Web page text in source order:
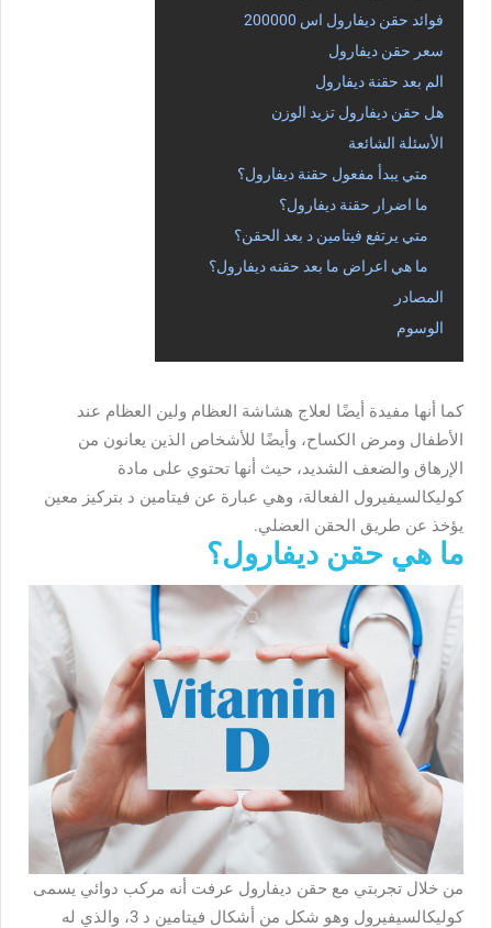
فوائد حقن ديفارول اس 200000
سعر حقن ديفارول
الم بعد حقنة ديفارول
هل حقن ديفارول تزيد الوزن
الأسئلة الشائعة
متي يبدأ مفعول حقنة ديفارول؟
ما اضرار حقنة ديفارول؟
متي يرتفع فيتامين د بعد الحقن؟
ما هي اعراض ما بعد حقنه ديفارول؟
المصادر
الوسوم
كما أنها مفيدة أيضًا لعلاج هشاشة العظام ولين العظام عند
الأطفال ومرض الكساح، وأيضًا للأشخاص الذين يعانون من
الإرهاق والضعف الشديد، حيث أنها تحتوي على مادة
كوليكالسيفيرول الفعالة، وهي عبارة عن فيتامين د بتركيز معين
يؤخذ عن طريق الحقن العضلي.
ما هي حقن ديفارول؟
من خلال تجربتي مع حقن ديفارول عرفت أنه مركب دوائي يسمى
كوليكالسيفيرول وهو شكل من أشكال فيتامين د 3، والذي له